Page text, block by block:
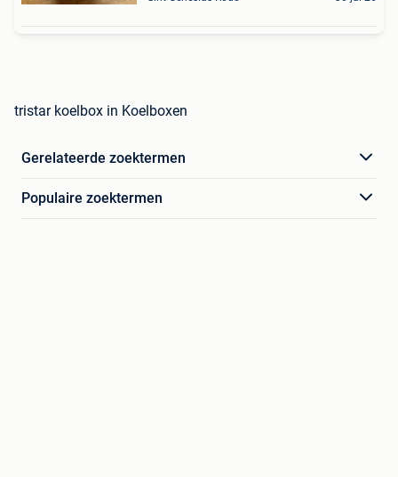
tristar koelbox in Koelboxen
Gerelateerde zoektermen
Populaire zoektermen